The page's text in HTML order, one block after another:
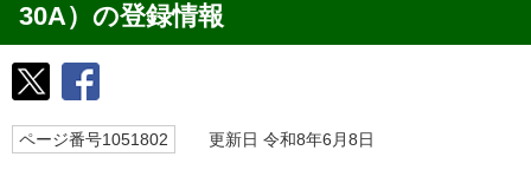
30A）の登録情報
ページ番号1051802 更新日 令和8年6月8日